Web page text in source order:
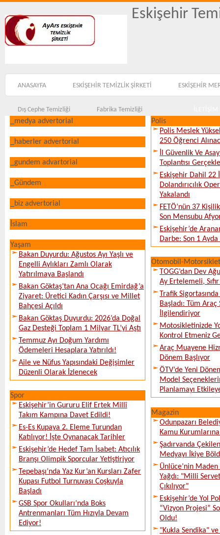
Eskişehir
ANASAYFA ESKİŞEHİR TEMİZLİK ŞİRKETİ ESKİŞEHİR
Dış Cephe Temizliği Fabrika Temizliği
_medya advertorial
_haberler advertorial
_gundem advartorial
_Gündem
_biz advertorial
İslam
Yaşam
Bakan Duyurdu: Ağustos Ayı Yaşlı ve
Engelli Aylıkları Zamlı Olarak
Yatırılmaya Başlandı
Bakan Göktaş’tan Ana Ocağı Emirdağ’a
Ziyaret: Üretici Kadın Çarşısı ve Millet
Bahçesi Açıldı
Bakan Göktaş Duyurdu: 2026’da Doğal
Gaz Desteği Toplam 1 Milyar TL’yi Aştı
Temmuz Ayı Doğum Yardımı
Ödemeleri Hesaplara Yatırıldı!
Aile ve Nüfus Yapısındaki Değişimler
Düzenli Olarak İzlenecek
Spor
Eskişehir’in Gururu Elif Ertek Millî
Takım Kampına Davet Edildi!
Es-Es Kupaya 2. Eleme Turundan
Katılıyor! İşte Oynanacak Tarihler
Eskişehir’de Hedef Tam İsabet: Atıcılık
Branşı Olimpik Sporcular Yetiştiriyor
Tepebaşı’nda Yaz Kur’an Kursları Zafer
Kupası Futbol Turnuvası Coşkuyla
Başladı
GSB Spor Okulları’nda Boks
Antrenmanları Tüm Hızıyla Devam
Ediyor!
Polis
Polis Meslek
250 Öğrenci
İl Güvenlik Ve
Toplantısı
Eskişehir Dahil
Dolandırıcılık
Yakalandı
FETÖ’nün 37
Son Mensubu
Eskişehir’de
Darbe: Son 1 Ayda
Otomobil-Motorsiklet
TOGG’dan Dev
Ay Ertelemeli,
Trafik
Başladı: Tüm
İlgilendiriyor
Motosikletinizde
Kontrol Etmeniz
Araç Muayene
Dönem Başlıyor
ÖTV’de Yeni
Model
Planlamayı
Magazin
Odunpazarı
Kamu Kurumlarına
Şadırvanda
Medyayı İkiye
Ünlüce’nin Maden
Yağdı: "Milli
Çıkılıyor"
Eskişehir’de Yol
“Vizyon Projesi”
Oldu!
"Kukla Sendika"